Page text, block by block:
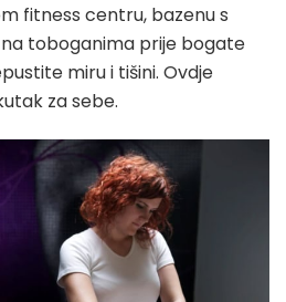
fitness centru, bazenu s
toboganima prije bogate
miru i tišini. Ovdje
za sebe.